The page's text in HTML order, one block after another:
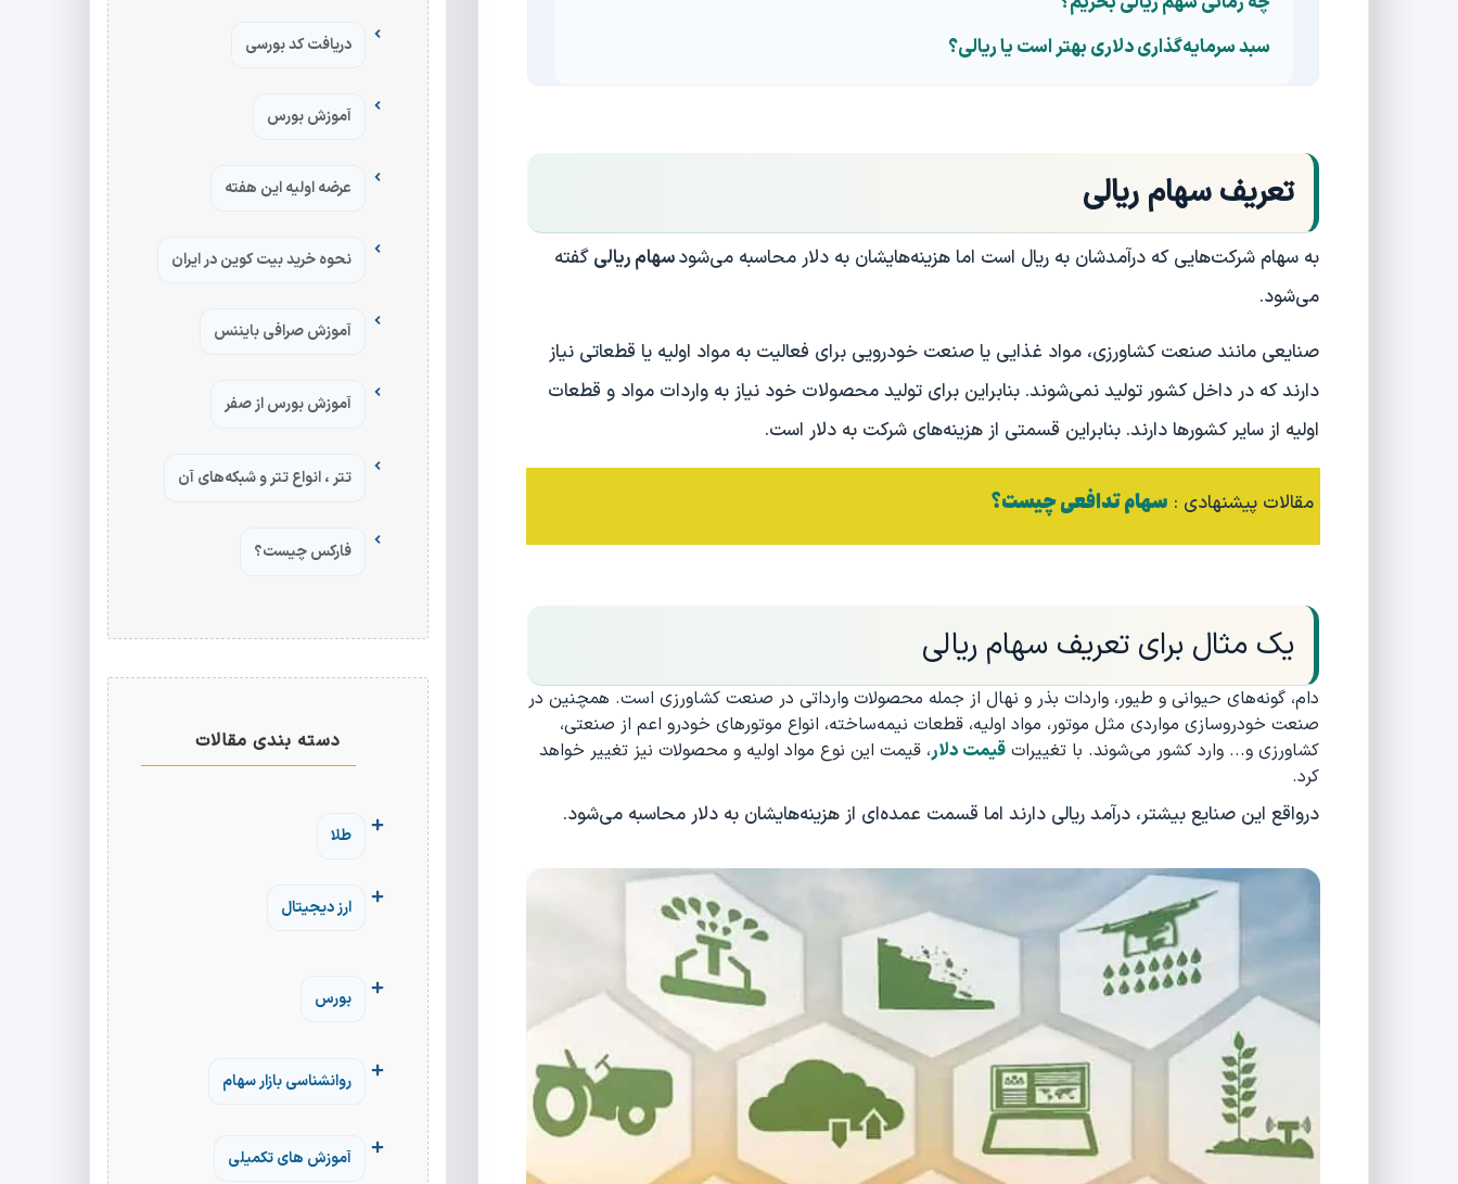
سبد سرمایه‌گذاری دلاری بهتر است یا ریالی؟
تعریف سهام ریالی
به سهام شرکت‌هایی که درآمدشان به ریال است اما هزینه‌هایشان به دلار محاسبه می‌شودسهام ریالیگفته
می‌شود.
صنایعی مانند صنعت کشاورزی، مواد غذایی یا صنعت خودرویی برای فعالیت به مواد اولیه یا قطعاتی نیاز
دارند که در داخل کشور تولید نمی‌شوند. بنابراین برای تولید محصولات خود نیاز به واردات مواد و قطعات
اولیه از سایر کشورها دارند. بنابراین قسمتی از هزینه‌های شرکت به دلار است.
مقالات پیشنهادی : سهام تدافعی چیست؟
یک مثال برای تعریف سهام ریالی
دام، گونه‌های حیوانی و طیور، واردات بذر و نهال از جمله محصولات وارداتی در صنعت کشاورزی است. همچنین در
صنعت خودروسازی مواردی مثل موتور، مواد اولیه، قطعات نیمه‌ساخته، انواع موتورهای خودرو اعم از صنعتی،
کشاورزی و... وارد کشور می‌شوند. با تغییرات قیمت دلار، قیمت این نوع مواد اولیه و محصولات نیز تغییر خواهد
کرد.
درواقع این صنایع بیشتر، درآمد ریالی دارند اما قسمت عمده‌ای از هزینه‌هایشان به دلار محاسبه می‌شود.
دریافت کد بورسی
آموزش بورس
عرضه اولیه این هفته
نحوه خرید بیت کوین در ایران
آموزش صرافی بایننس
آموزش بورس از صفر
تتر ، انواع تتر و شبکه‌های آن
فارکس چیست؟
دسته بندی مقالات
طلا
ارز دیجیتال
بورس
روانشناسی بازار سهام
آموزش های تکمیلی